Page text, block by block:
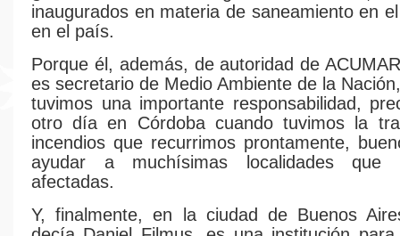
inaugurados en materia de saneamiento en
en el país.
Porque él, además, de autoridad de
es secretario de Medio Ambiente de la
tuvimos una importante responsabilidad,
otro día en Córdoba cuando tuvimos la
incendios que recurrimos prontamente,
ayudar a muchísimas localidades que
afectadas.
Y, finalmente, en la ciudad de Buenos